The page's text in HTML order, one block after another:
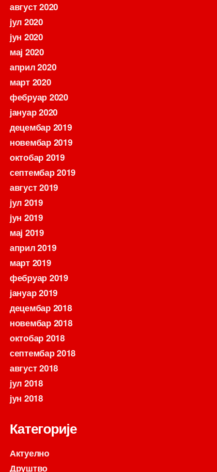
август 2020
јул 2020
јун 2020
мај 2020
април 2020
март 2020
фебруар 2020
јануар 2020
децембар 2019
новембар 2019
октобар 2019
септембар 2019
август 2019
јул 2019
јун 2019
мај 2019
април 2019
март 2019
фебруар 2019
јануар 2019
децембар 2018
новембар 2018
октобар 2018
септембар 2018
август 2018
јул 2018
јун 2018
Категорије
Актуелно
Друштво